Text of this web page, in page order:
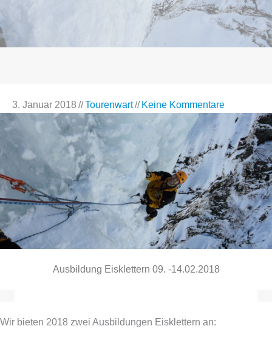
3. Januar 2018 //Tourenwart// Keine Kommentare
Ausbildung Eisklettern 09. -14.02.2018
Wir bieten 2018 zwei Ausbildungen Eisklettern an: